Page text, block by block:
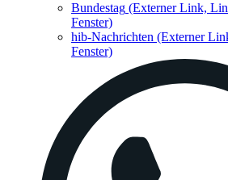
Bundestag (Externer Link,
Fenster)
hib-Nachrichten (Externer
Fenster)